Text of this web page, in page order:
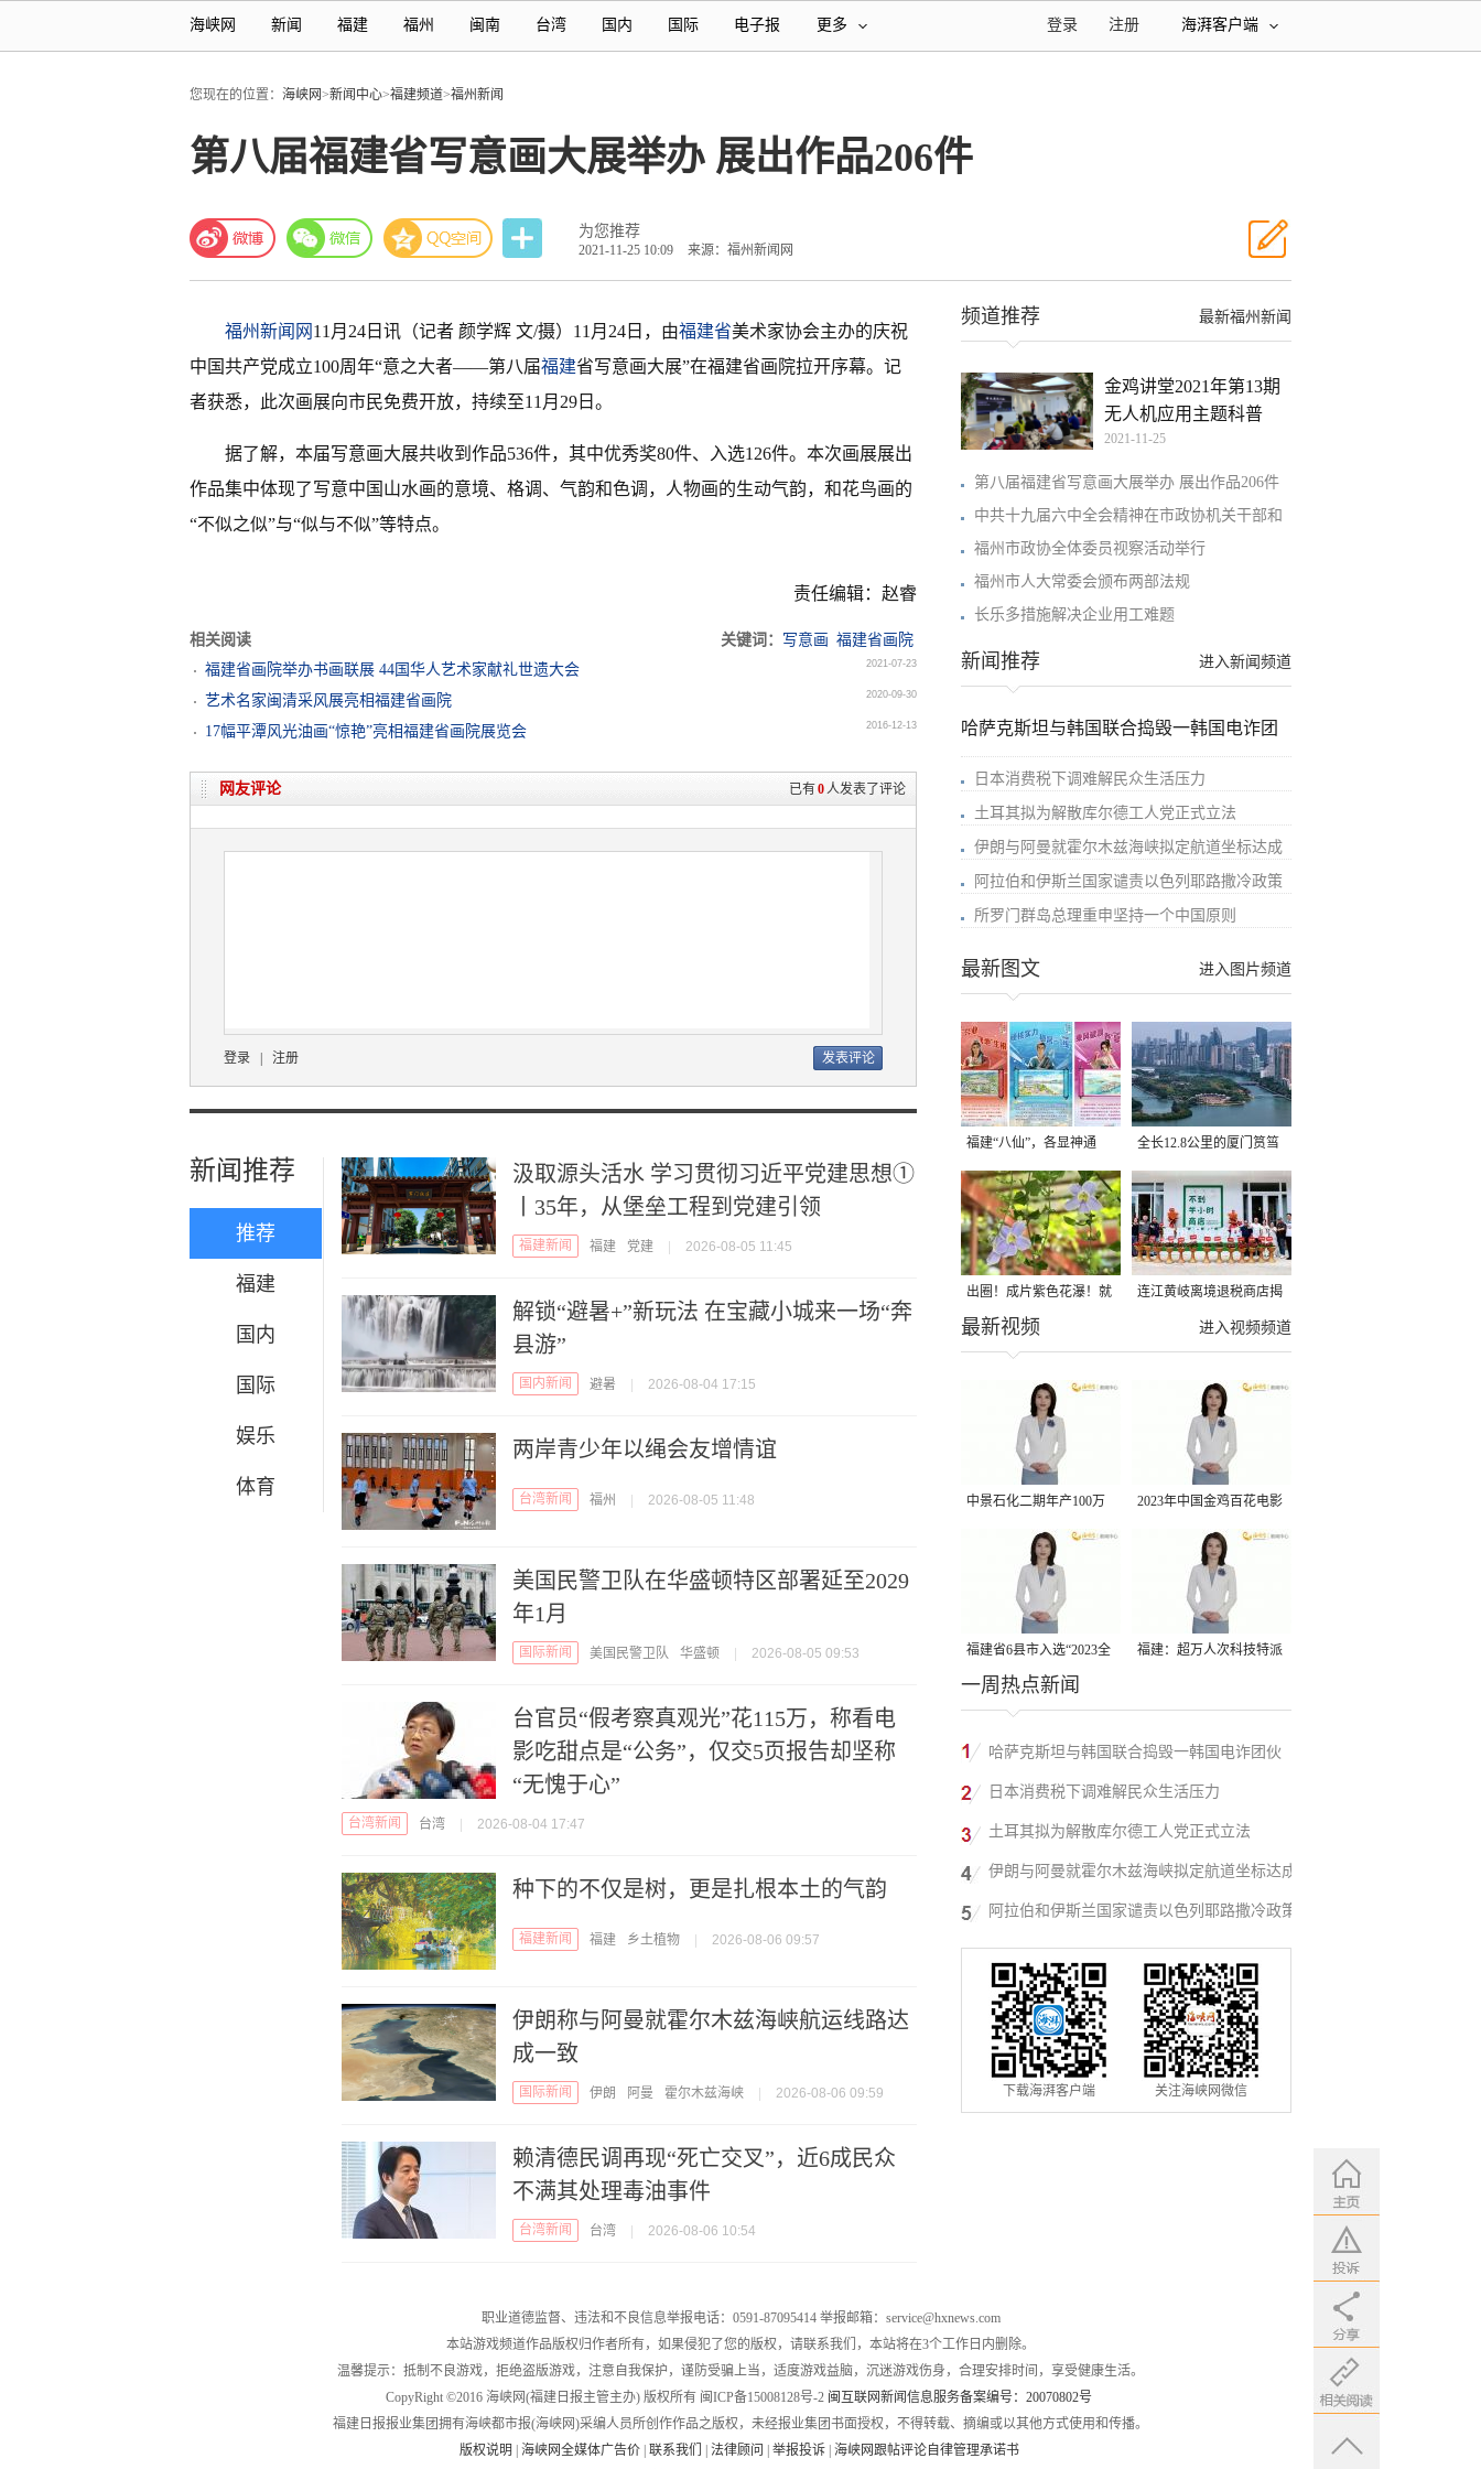
海峡网 新闻 福建 福州 闽南 台湾 国内 国际 电子报 更多 海湃客户端
注册
登录
您现在的位置： 海峡网>新闻中心>福建频道>福州新闻
第八届福建省写意画大展举办 展出作品206件
为您推荐
2021-11-25 10:09 来源：福州新闻网
福州新闻网 11月24日讯（记者 颜学辉 文/摄）11月24日，由福建省美术家协会主办的庆祝
中国共产党成立100周年“意之大者——第八届福建省写意画大展”在福建省画院拉开序幕。记
者获悉，此次画展向市民免费开放，持续至11月29日。
据了解，本届写意画大展共收到作品536件，其中优秀奖80件、入选126件。本次画展展出
作品集中体现了写意中国山水画的意境、格调、气韵和色调，人物画的生动气韵，和花鸟画的
“不似之似”与“似与不似”等特点。
责任编辑：赵睿
相关阅读 关键词： 写意画 福建省画院
福建省画院举办书画联展 44国华人艺术家献礼世遗大会
2021-07-23
艺术名家闽清采风展亮相福建省画院 2020-09-30
17幅平潭风光油画“惊艳”亮相福建省画院展览会 2016-12-13
已有0人发表了评论
网友评论
登录 注册
新闻推荐
推荐
福建
国内
国际
娱乐
体育
汲取源头活水 学习贯彻习近平党建思想①
丨35年，从堡垒工程到党建引领
福建新闻 福建 党建 2026-08-05 11:45
解锁“避暑+”新玩法 在宝藏小城来一场“奔
县游”
国内新闻 避暑 2026-08-04 17:15
两岸青少年以绳会友增情谊
台湾新闻 福州 2026-08-05 11:48
美国民警卫队在华盛顿特区部署延至2029
年1月
国际新闻 美国民警卫队 华盛顿 2026-08-05 09:53
台官员“假考察真观光”花115万，称看电
影吃甜点是“公务”，仅交5页报告却坚称
“无愧于心”
台湾新闻 台湾 2026-08-04 17:47
种下的不仅是树，更是扎根本土的气韵
福建新闻 福建 乡土植物 2026-08-06 09:57
伊朗称与阿曼就霍尔木兹海峡航运线路达
成一致
国际新闻 伊朗 阿曼 霍尔木兹海峡 2026-08-06 09:59
赖清德民调再现“死亡交叉”，近6成民众
不满其处理毒油事件
台湾新闻 台湾 2026-08-06 10:54
最新福州新闻
频道推荐
金鸡讲堂2021年第13期
无人机应用主题科普
2021-11-25
第八届福建省写意画大展举办 展出作品206件
中共十九届六中全会精神在市政协机关干部和
福州市政协全体委员视察活动举行
福州市人大常委会颁布两部法规
长乐多措施解决企业用工难题
进入新闻频道
新闻推荐
哈萨克斯坦与韩国联合捣毁一韩国电诈团
日本消费税下调难解民众生活压力
土耳其拟为解散库尔德工人党正式立法
伊朗与阿曼就霍尔木兹海峡拟定航道坐标达成
阿拉伯和伊斯兰国家谴责以色列耶路撒冷政策
所罗门群岛总理重申坚持一个中国原则
进入图片频道
最新图文
福建“八仙”，各显神通 全长12.8公里的厦门筼筜
湖健身步道全线贯通
出圈！成片紫色花瀑！就
在光明港公园
连江黄岐离境退税商店揭
进入视频频道
最新视频
中景石化二期年产100万
吨丙烷脱氢项目建成中交
2023年中国金鸡百花电影
节有福电影巡展31日启动
福建省6县市入选“2023全
国县域发展潜力百强县”
福建：超万人次科技特派
一周热点新闻
哈萨克斯坦与韩国联合捣毁一韩国电诈团伙
日本消费税下调难解民众生活压力
土耳其拟为解散库尔德工人党正式立法
伊朗与阿曼就霍尔木兹海峡拟定航道坐标达成
一致
阿拉伯和伊斯兰国家谴责以色列耶路撒冷政策
下载海湃客户端 关注海峡网微信
职业道德监督、违法和不良信息举报电话：0591-87095414 举报邮箱：service@hxnews.com
本站游戏频道作品版权归作者所有，如果侵犯了您的版权，请联系我们，本站将在3个工作日内删除。
温馨提示：抵制不良游戏，拒绝盗版游戏，注意自我保护，谨防受骗上当，适度游戏益脑，沉迷游戏伤身，合理安排时间，享受健康生活。
CopyRight ©2016 海峡网(福建日报主管主办) 版权所有 闽ICP备15008128号-2 闽互联网新闻信息服务备案编号：20070802号
福建日报报业集团拥有海峡都市报(海峡网)采编人员所创作作品之版权，未经报业集团书面授权，不得转载、摘编或以其他方式使用和传播。
版权说明
海峡网全媒体广告价 联系我们 法律顾问 举报投诉 海峡网跟帖评论自律管理承诺书